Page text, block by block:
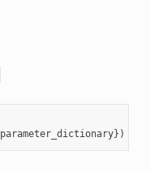
parameter_dictionary})